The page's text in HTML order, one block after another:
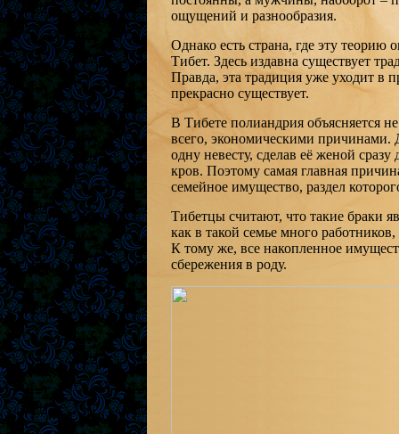
ощущений и разнообразия.
Однако есть страна, где эту
Тибет. Здесь издавна существует
Правда, эта традиция уже уходит в
прекрасно существует.
В Тибете полиандрия объясняется
всего, экономическими причинами.
одну невесту, сделав её женой
кров. Поэтому самая главная
семейное имущество, раздел
Тибетцы считают, что такие браки
как в такой семье много
К тому же, все накопленное
сбережения в роду.